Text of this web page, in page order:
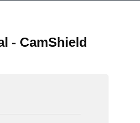
- CamShield